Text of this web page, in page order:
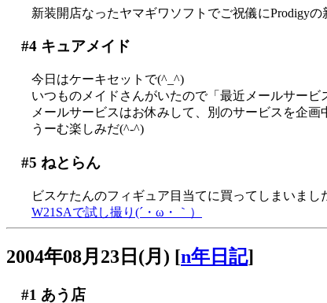
新装開店なったヤマギワソフトでご祝儀にProdigyの
#4キュアメイド
今日はケーキセットで(^_^)
いつものメイドさんがいたので「最近メールサービ
メールサービスはお休みして、別のサービスを企画
うーむ楽しみだ(^-^)
#5 ねとらん
ビスケたんのフィギュア目当てに買ってしまいまし
W21SAで試し撮り(´・ω・｀）
2004年08月23日(月) [n年日記]
#1 あう店